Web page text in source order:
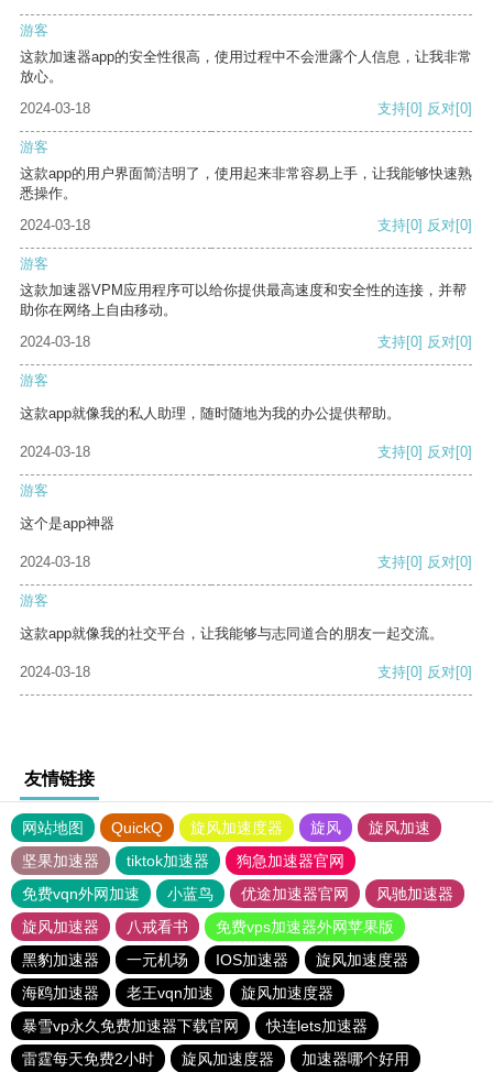
游客
这款加速器app的安全性很高，使用过程中不会泄露个人信息，让我非常
放心。
2024-03-18
支持[0] 反对[0]
游客
这款app的用户界面简洁明了，使用起来非常容易上手，让我能够快速熟
悉操作。
2024-03-18
支持[0] 反对[0]
游客
这款加速器VPM应用程序可以给你提供最高速度和安全性的连接，并帮
助你在网络上自由移动。
2024-03-18
支持[0] 反对[0]
游客
这款app就像我的私人助理，随时随地为我的办公提供帮助。
2024-03-18 支持[0] 反对[0]
游客
这个是app神器
2024-03-18 支持[0] 反对[0]
游客
这款app就像我的社交平台，让我能够与志同道合的朋友一起交流。
2024-03-18 支持[0] 反对[0]
友情链接
网站地图 QuickQ 旋风加速度器 旋风
旋风加速
坚果加速器
tiktok加速器
狗急加速器官网
免费vqn外网加速
小蓝鸟 优途加速器官网
风驰加速器
旋风加速器
八戒看书
免费vps加速器外网苹果版
黑豹加速器
一元机场 IOS加速器
旋风加速度器
海鸥加速器
老王vqn加速
旋风加速度器
暴雪vp永久免费加速器下载官网
快连lets加速器
雷霆每天免费2小时
旋风加速度器 加速器哪个好用